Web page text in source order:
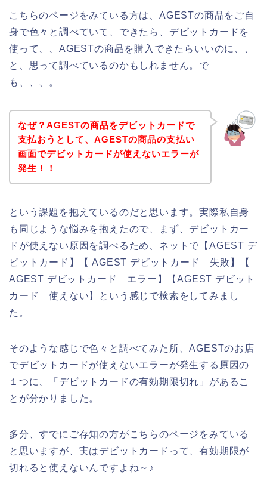
こちらのページをみている方は、AGESTの商品をご自
身で色々と調べていて、できたら、デビットカードを
使って、、AGESTの商品を購入できたらいいのに、、
と、思って調べているのかもしれません。で
も、、、。
なぜ？AGESTの商品をデビットカードで
支払おうとして、AGESTの商品の支払い
画面でデビットカードが使えないエラーが
発生！！
という課題を抱えているのだと思います。実際私自身
も同じような悩みを抱えたので、まず、デビットカー
ドが使えない原因を調べるため、ネットで【AGEST デ
ビットカード】【 AGEST デビットカード 失敗】【
AGEST デビットカード エラー】【AGEST デビット
カード 使えない】という感じで検索をしてみまし
た。
そのような感じで色々と調べてみた所、AGESTのお店
でデビットカードが使えないエラーが発生する原因の
１つに、「デビットカードの有効期限切れ」があるこ
とが分かりました。
多分、すでにご存知の方がこちらのページをみている
と思いますが、実はデビットカードって、有効期限が
切れると使えないんですよね～♪